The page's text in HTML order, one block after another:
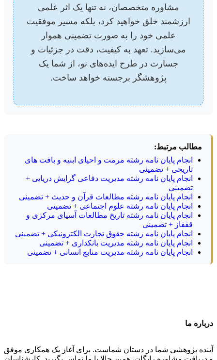
مشاوره متخصصان، نه تنها یک اثر علمی
ارزشمند خلق خواهید کرد، بلکه مسیر موفقیت
علمی خود را به صورت تضمینی هموار
می‌سازید. تعهد به کیفیت، دقت در جزئیات و
جسارت در طرح ایده‌های نو، از شما یک
پژوهشگر برجسته خواهد ساخت.
مطالب مرتبط:
انجام پایان نامه رشته مرمت و احیای ابنیه و بافت های
تاریخی + تضمینی
انجام پایان نامه رشته مدیریت دفاعی گرایش دریایی +
تضمینی
انجام پایان نامه رشته مطالعات قرآن و حدیث + تضمینی
انجام پایان نامه رشته علوم اجتماعی + تضمینی
انجام پایان نامه رشته تاریخ مطالعات آسیای مرکزی و
قفقاز + تضمینی
انجام پایان نامه رشته حقوق تجارت الکترونیکی + تضمینی
انجام پایان نامه رشته مدیریت بانکداری + تضمینی
انجام پایان نامه رشته مدیریت منابع انسانی + تضمینی
درباره ما
آینده پژوهشی شما در دستان شماست. برای آغاز یک همکاری موفق